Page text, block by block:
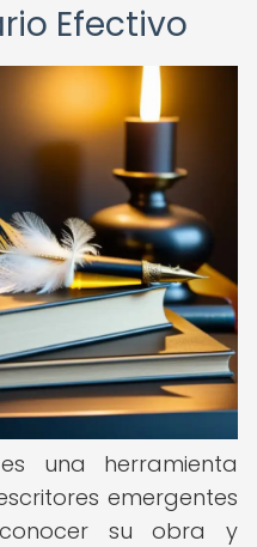
Efectivo
una herramienta
emergentes
su obra y